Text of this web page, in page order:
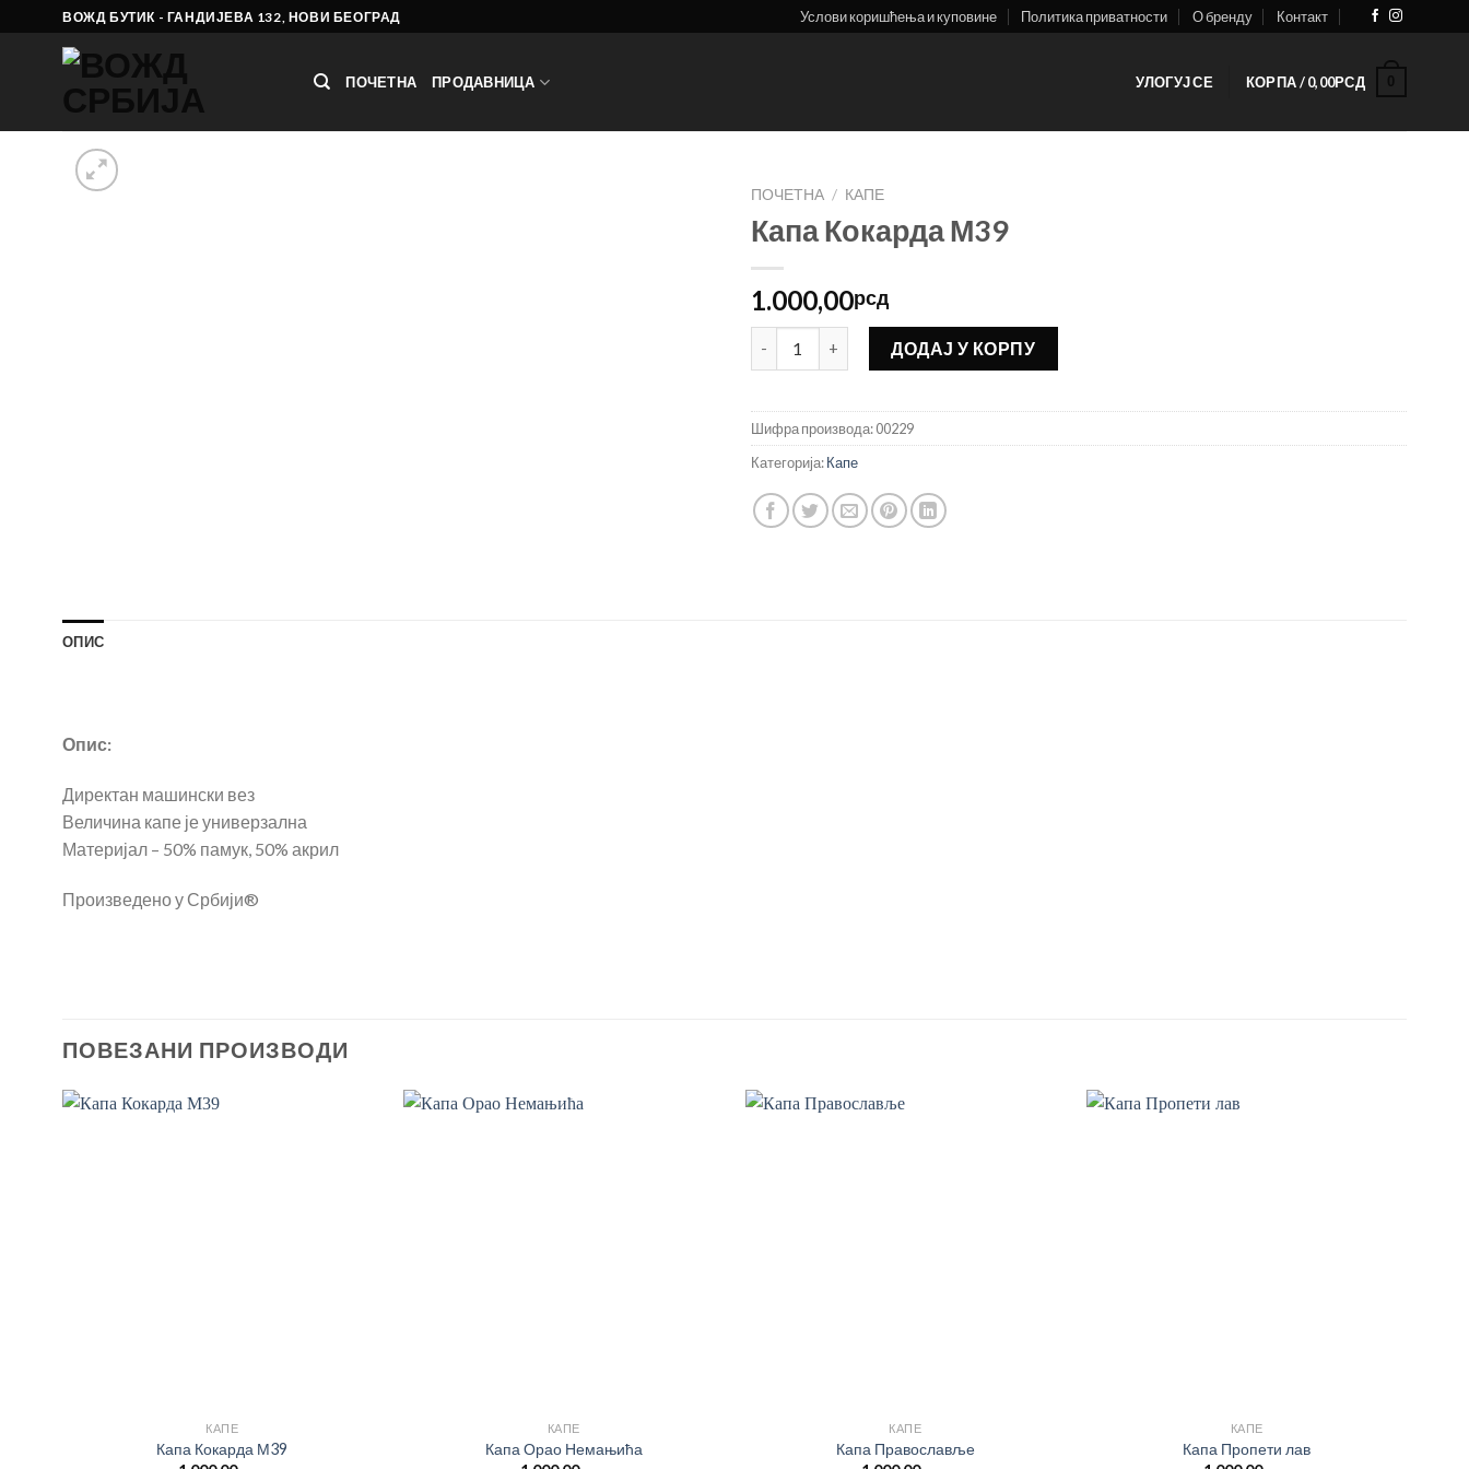
to
ВОЖД БУТИК - ГАНДИЈЕВА 132, НОВИ БЕОГРАД Услови коришћења и куповине Политика приватности О бренду Контакт
ПОЧЕТНА ПРОДАВНИЦА УЛОГУЈ СЕ КОРПА /0,00РСД 0
ПОЧЕТНА / КАПЕ
Капа Кокарда М39
1.000,00рсд
Капа Кокарда М39 количинаДОДАЈ У КОРПУ
Шифра производа:00229
Категорија:Капе
ОПИС
Опис:
Директан машински вез
Величина капе је универзална
Материјал – 50% памук, 50% акрил
Произведено у Србији®
ПОВЕЗАНИ ПРОИЗВОДИ
КАПЕ
Капа Кокарда М39
КАПЕ
Капа Орао Немањића
КАПЕ
Капа Православље
КАПЕ
Капа Пропети лав